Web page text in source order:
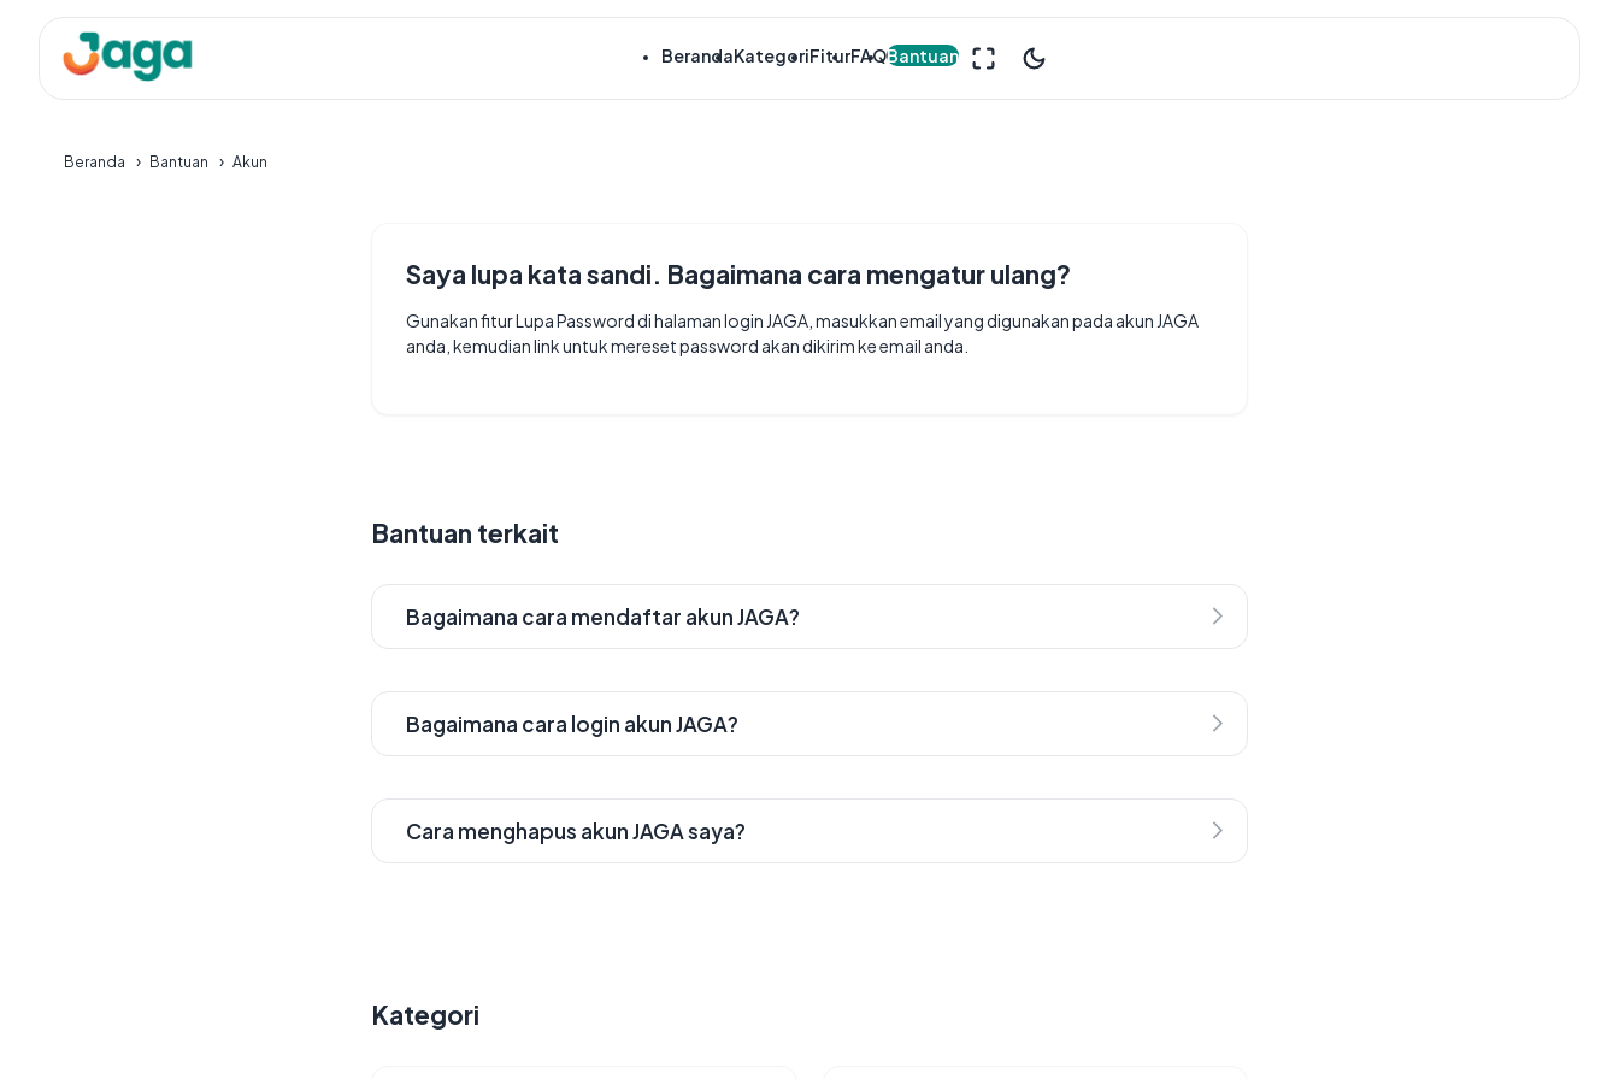
BerandaKategoriFiturFAQBantuan
Beranda Bantuan Akun
Saya lupa kata sandi. Bagaimana cara mengatur ulang?
Gunakan fitur Lupa Password di halaman login JAGA, masukkan email yang digunakan pada akun JAGA
anda, kemudian link untuk mereset password akan dikirim ke email anda.
Bantuan terkait
Bagaimana cara mendaftar akun JAGA?
Bagaimana cara login akun JAGA?
Cara menghapus akun JAGA saya?
Kategori